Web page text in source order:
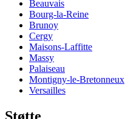
Beauvais
Bourg-la-Reine
Brunoy
Cergy
Maisons-Laffitte
Massy
Palaiseau
Montigny-le-Bretonneux
Versailles